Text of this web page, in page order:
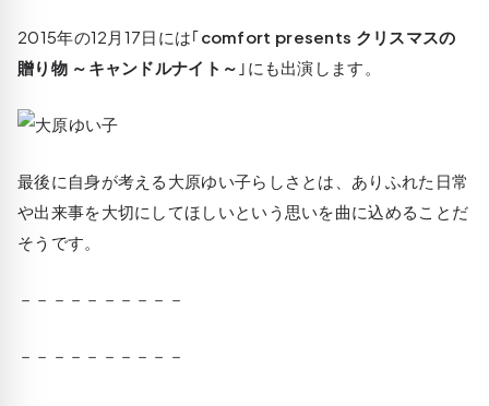
2015年の12月17日には｢comfort presents クリスマスの
贈り物 ～キャンドルナイト～ ｣にも出演します。
最後に自身が考える大原ゆい子らしさとは、 ありふれた日常
や出来事を大切にしてほしいという思いを曲に込める ことだ
そうです。
－－－－－－－－－－
－－－－－－－－－－